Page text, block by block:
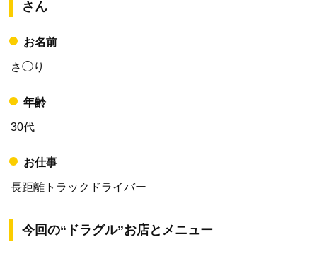
さん
お名前
さ◯り
年齢
30代
お仕事
長距離トラックドライバー
今回の“ドラグル”お店とメニュー